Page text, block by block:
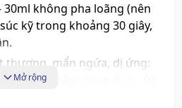
30ml không pha loãng (nên
kỹ trong khoảng 30 giây,
thương, mẩn ngứa, dị ứng:
sạch tẩm dung dịch rửa
Mở rộng